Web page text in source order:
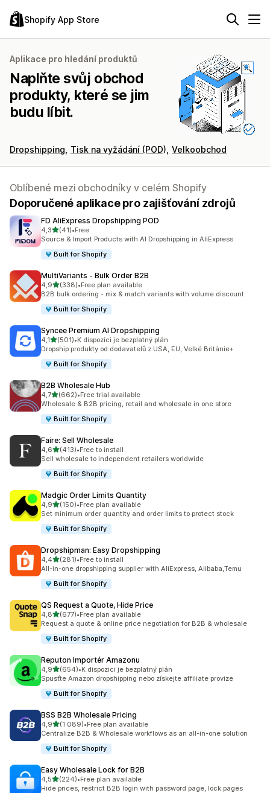
Shopify App Store
Aplikace pro hledání produktů
Naplňte svůj obchod
produkty, které se jim
budu líbit.
Dropshipping Tisk na vyžádání (POD) Velkoobchod
Oblíbené mezi obchodníky v celém Shopify
Doporučené aplikace pro zajišťování zdrojů
FD AliExpress Dropshipping POD
4,3z 5 hvězd
(41)
Celkový počet recenzí: 41
•Free
Source & Import Products with AI Dropshipping in AliExpress
Built for Shopify
MultiVariants ‑ Bulk Order B2B
4,9z 5 hvězd
(338)
Celkový počet recenzí: 338
•Free plan available
B2B bulk ordering - mix & match variants with volume discount
Built for Shopify
Syncee Premium AI Dropshipping
4,1z 5 hvězd
(501)
Celkový počet recenzí: 501
•K dispozici je bezplatný plán
Dropship produkty od dodavatelů z USA, EU, Velké Británie+
Built for Shopify
B2B Wholesale Hub
4,7z 5 hvězd
(662)
Celkový počet recenzí: 662
•Free trial available
Wholesale & B2B pricing, retail and wholesale in one store
Built for Shopify
Faire: Sell Wholesale
4,6z 5 hvězd
(413)
Celkový počet recenzí: 413
•Free to install
Sell wholesale to independent retailers worldwide
Built for Shopify
Madgic Order Limits Quantity
4,9z 5 hvězd
(150)
Celkový počet recenzí: 150
•Free plan available
Set minimum order quantity and order limits to protect stock
Built for Shopify
Dropshipman: Easy Dropshipping
4,4z 5 hvězd
(281)
Celkový počet recenzí: 281
•Free to install
All-in-one dropshipping supplier with AliExpress, Alibaba,Temu
Built for Shopify
QS Request a Quote, Hide Price
4,8z 5 hvězd
(677)
Celkový počet recenzí: 677
•Free plan available
Request a quote & online price negotiation for B2B & wholesale
Built for Shopify
Reputon Importér Amazonu
4,9z 5 hvězd
(654)
Celkový počet recenzí: 654
•K dispozici je bezplatný plán
Spusťte Amazon dropshipping nebo získejte affiliate provize
Built for Shopify
BSS B2B Wholesale Pricing
4,9z 5 hvězd
(1 089)
Celkový počet recenzí: 1089
•Free plan available
Centralize B2B & Wholesale workflows as an all-in-one solution
Built for Shopify
Easy Wholesale Lock for B2B
4,5z 5 hvězd
(224)
Celkový počet recenzí: 224
•Free plan available
Hide prices, restrict B2B login with password page, lock pages